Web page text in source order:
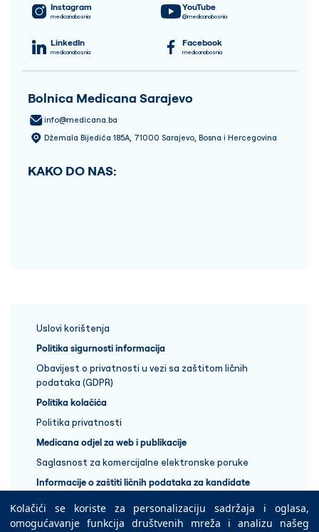
Kolačići se koriste za personalizaciju sadržaja i oglasa,
omogućavanje funkcija društvenih mreža i analizu našeg
Instagram
medicanabosnia
YouTube
@medicanabosnia
LinkedIn
medicanabosnia
Facebook
medicanabosnia
Bolnica Medicana Sarajevo
info@medicana.ba
Džemala Bijedića 185A, 71000 Sarajevo, Bosna i Hercegovina
KAKO DO NAS:
Uslovi korištenja
Politika sigurnosti informacija
Obavijest o privatnosti u vezi sa zaštitom ličnih
podataka (GDPR)
Politika kolačića
Politika privatnosti
Medicana odjel za web i publikacije
Saglasnost za komercijalne elektronske poruke
Informacije o zaštiti ličnih podataka za kandidate
+387 33 848 888